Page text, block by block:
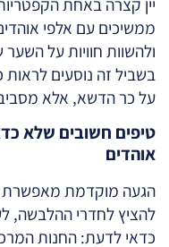
ממשיכים עם אלפי
ולהשוות חוויות על
בשביל זה נוסעים לראות
על כר הדשא, אלא
טיפים חשובים שלא
אוהדים
הגעה מוקדמת מאפשרת
להציץ לחדרי ההלבשה,
כדאי לדעת: החנות